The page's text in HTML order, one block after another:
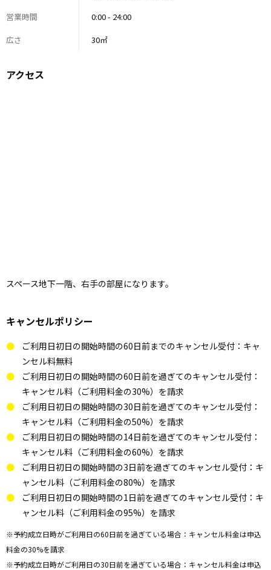
営業時間
0:00 - 24:00
広さ
30㎡
アクセス
スペース地下一階、右手の部屋になります。
キャンセルポリシー
ご利用日初日の開始時間の60日前までのキャンセル受付：キャ
ンセル料無料
ご利用日初日の開始時間の60日前を過ぎてのキャンセル受付：
キャンセル料（ご利用料金の30%）を請求
ご利用日初日の開始時間の30日前を過ぎてのキャンセル受付：
キャンセル料（ご利用料金の50%）を請求
ご利用日初日の開始時間の14日前を過ぎてのキャンセル受付：
キャンセル料（ご利用料金の60%）を請求
ご利用日初日の開始時間の3日前を過ぎてのキャンセル受付：キ
ャンセル料（ご利用料金の80%）を請求
ご利用日初日の開始時間の1日前を過ぎてのキャンセル受付：キ
ャンセル料（ご利用料金の95%）を請求
※予約成立日時がご利用日の60日前を過ぎている場合：キャンセル料金は申込
料金の30%を請求
※予約成立日時がご利用日の30日前を過ぎている場合：キャンセル料金は申込